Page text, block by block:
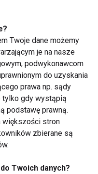
ODCHUDZANIE
Twoje dane możemy
je na nasze
podwykonawcom
do uzyskania
prawa np. sądy
tylko gdy wystąpią
podstawę prawną.
większości stron
zbierane są
Twoich danych?